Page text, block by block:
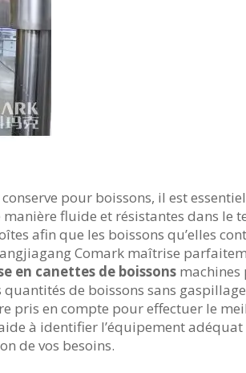
pour boissons, il est
fluide et résistantes dans le
afin que les boissons qu’elles
Comark maîtrise
en canettes de boissons
de boissons sans
pris en compte pour effectuer le
à identifier l’équipement adéquat
de vos besoins.